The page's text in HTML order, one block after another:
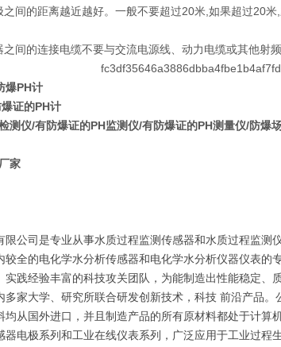
之间的距离越近越好。一般不要超过20米,如果超过20
间的连接电缆不要与交流电源线、动力电缆或其他射
爆PH计
证的PH计
测仪/有防爆证的PH监测仪/有防爆证的PH测量仪/防爆
家
限公司是专业从事水质过程监测传感器和水质过程监
较全的电化学水分析传感器和电化学水分析仪器仪表
实践经验丰富的科技攻关团队，为能制造出性能稳定
多家大学、研究所联合研发创新技术，科技 前沿产品
均从国外进口，并且制造产品的所有原材料都处于计
器电极系列和工业在线仪表系列，广泛应用于工业过